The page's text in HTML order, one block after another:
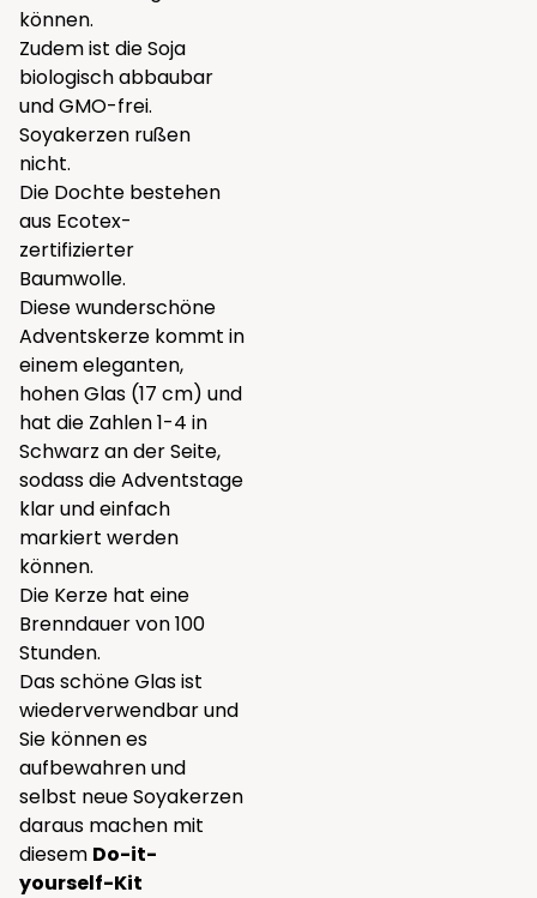
können.
Zudem ist die Soja
biologisch abbaubar
und GMO-frei.
Soyakerzen rußen
nicht.
Die Dochte bestehen
aus Ecotex-
zertifizierter
Baumwolle.
Diese wunderschöne
Adventskerze kommt in
einem eleganten,
hohen Glas (17 cm) und
hat die Zahlen 1-4 in
Schwarz an der Seite,
sodass die Adventstage
klar und einfach
markiert werden
können.
Die Kerze hat eine
Brenndauer von 100
Stunden.
Das schöne Glas ist
wiederverwendbar und
Sie können es
aufbewahren und
selbst neue Soyakerzen
daraus machen mit
diesem Do-it-
yourself-Kit